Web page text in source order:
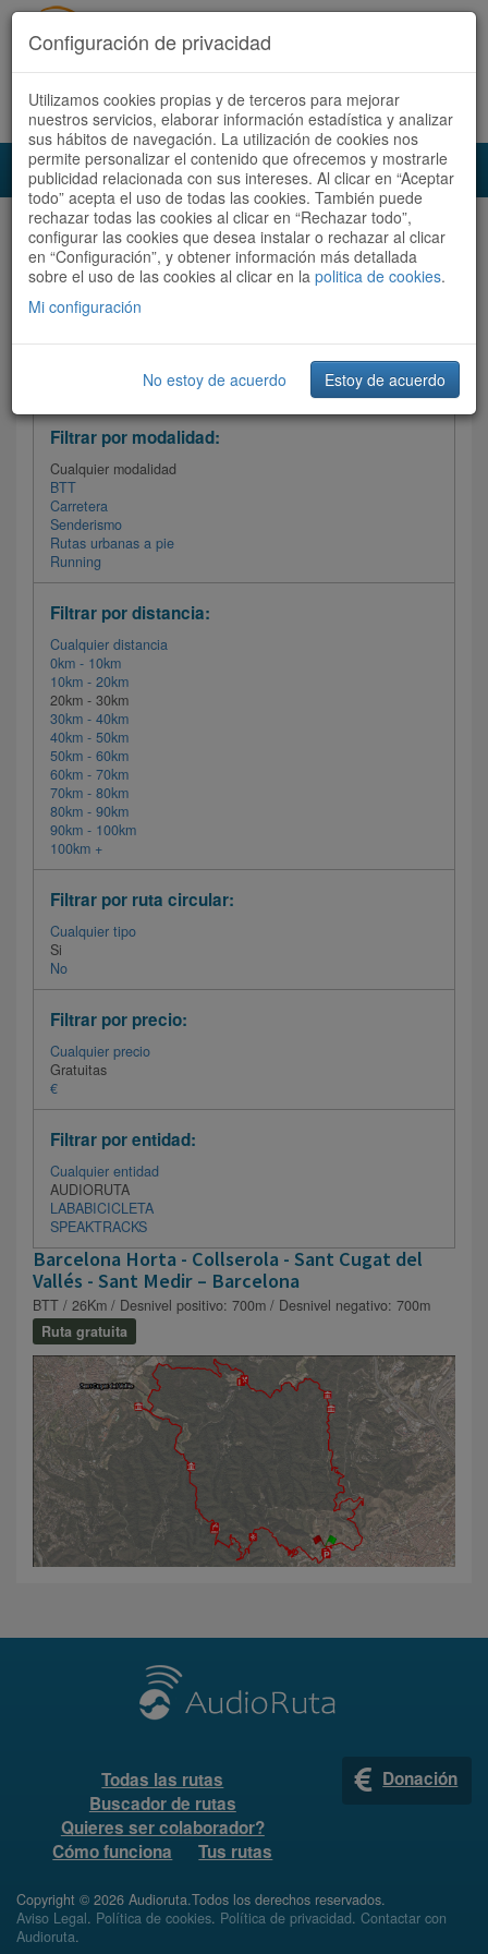
Acceder Registrate ahora Español | Català
Audioruta Todas las rutas
Todas las rutas Ordenar por:Más recientes
Filtrar las rutas
Filtrar por modalidad:
Cualquier modalidad
BTT
Carretera
Senderismo
Rutas urbanas a pie
Running
Filtrar por distancia:
Cualquier distancia
0km - 10km
10km - 20km
20km - 30km
30km - 40km
40km - 50km
50km - 60km
60km - 70km
70km - 80km
80km - 90km
90km - 100km
100km +
Filtrar por ruta circular:
Cualquier tipo
Si
No
Filtrar por precio:
Cualquier precio
Gratuitas
€
Filtrar por entidad:
Cualquier entidad
AUDIORUTA
LABABICICLETA
SPEAKTRACKS
Barcelona Horta - Collserola - Sant Cugat del
Vallés - Sant Medir – Barcelona
BTT / 26Km / Desnivel positivo: 700m / Desnivel negativo: 700m
Ruta gratuita
Todas las rutas
Buscador de rutas
Quieres ser colaborador?
Cómo funciona
Tus rutas
Donación
Copyright © 2026 Audioruta.Todos los derechos reservados.
Aviso Legal. Política de cookies. Política de privacidad. Contactar con
Audioruta.
Configuración de privacidad
Utilizamos cookies propias y de terceros para mejorar
nuestros servicios, elaborar información estadística y analizar
sus hábitos de navegación. La utilización de cookies nos
permite personalizar el contenido que ofrecemos y mostrarle
publicidad relacionada con sus intereses. Al clicar en “Aceptar
todo” acepta el uso de todas las cookies. También puede
rechazar todas las cookies al clicar en “Rechazar todo”,
configurar las cookies que desea instalar o rechazar al clicar
en “Configuración”, y obtener información más detallada
sobre el uso de las cookies al clicar en la politica de cookies.
Mi configuración
No estoy de acuerdo Estoy de acuerdo